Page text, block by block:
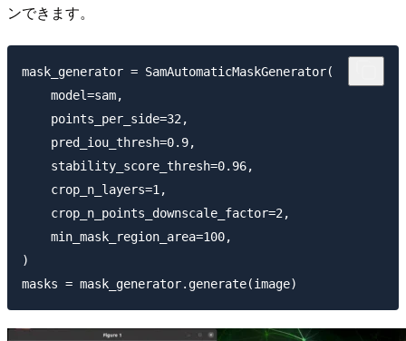
ンできます。
mask_generator = SamAutomaticMaskGenerator(
    model=sam,
    points_per_side=32,
    pred_iou_thresh=0.9,
    stability_score_thresh=0.96,
    crop_n_layers=1,
    crop_n_points_downscale_factor=2,
    min_mask_region_area=100,
)